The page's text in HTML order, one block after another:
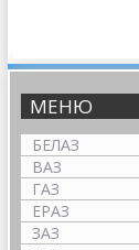
МЕНЮ
БЕЛАЗ
ВАЗ
ГАЗ
ЕРАЗ
ЗАЗ